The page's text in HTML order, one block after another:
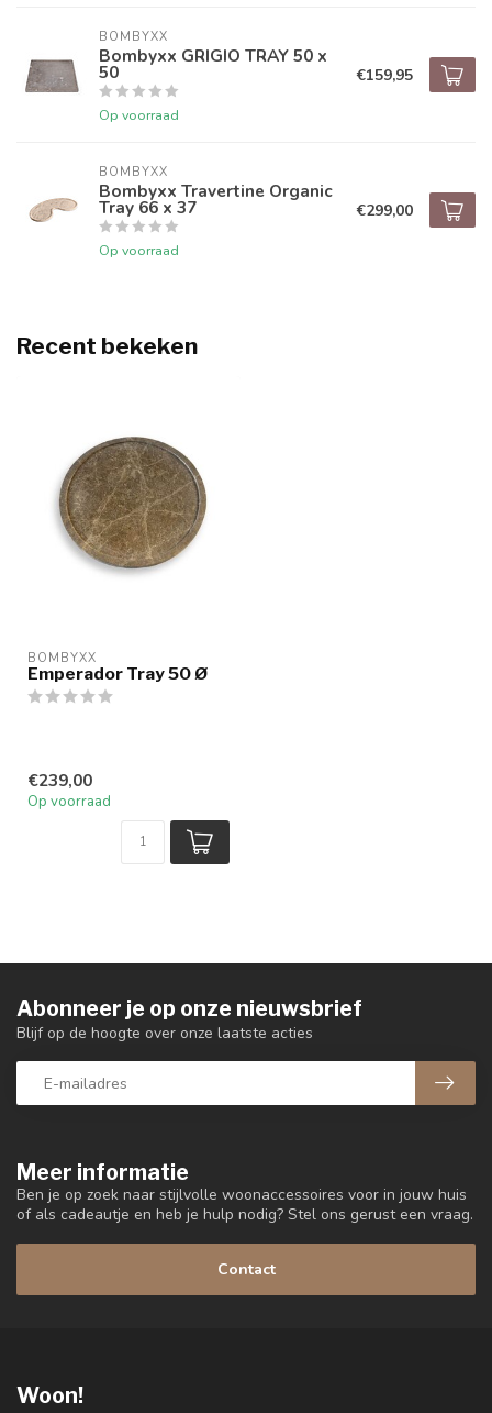
BOMBYXX
Bombyxx GRIGIO TRAY 50 x
50
Op voorraad
€159,95
BOMBYXX
Bombyxx Travertine Organic
Tray 66 x 37
Op voorraad
€299,00
Recent bekeken
BOMBYXX
Emperador Tray 50 Ø
€239,00
Op voorraad
Meer informatie
Ben je op zoek naar stijlvolle woonaccessoires voor in jouw huis
of als cadeautje en heb je hulp nodig? Stel ons gerust een vraag.
Contact
Abonneer je op onze nieuwsbrief
Blijf op de hoogte over onze laatste acties
Woon!